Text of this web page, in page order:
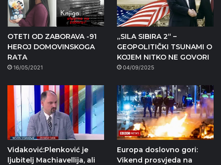
OTETI OD ZABORAVA -91
HEROJ DOMOVINSKOGA
RATA
16/05/2021
„SILA SIBIRA 2“ –
GEOPOLITIČKI TSUNAMI O
KOJEM NITKO NE GOVORI
04/09/2025
Vidaković:Plenković je
ljubitelj Machiavellija, ali
Europa doslovno gori:
Vikend prosvjeda na